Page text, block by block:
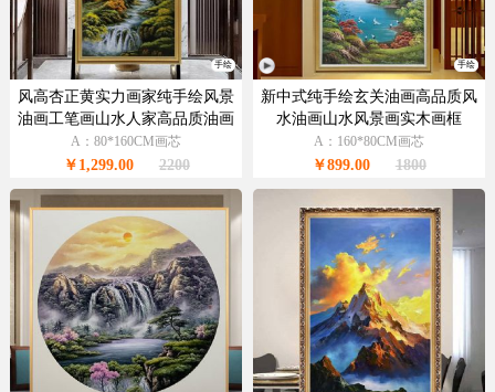
手绘
风高杏正黄实力画家纯手绘风景
油画工笔画山水人家高品质油画
A：80*160CM画芯
￥1,299.00 2200
手绘
新中式纯手绘玄关油画高品质风
水油画山水风景画实木画框
A：160*80CM画芯
￥899.00 1800